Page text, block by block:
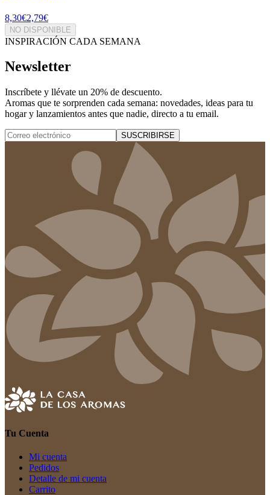
8,30€2,79€
NO DISPONIBLE
INSPIRACIÓN CADA SEMANA
Newsletter
Inscríbete y llévate un 20% de descuento.
Aromas que te sorprenden cada semana: novedades, ideas para tu
hogar y lanzamientos antes que nadie, directo a tu email.
SUSCRIBIRSE
Tu Cuenta
Mi cuenta
Pedidos
Detalle de mi cuenta
Carrito